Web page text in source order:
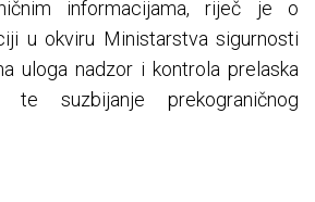
informacijama, riječ je o
u okviru Ministarstva sigurnosti
uloga nadzor i kontrola prelaska
te suzbijanje prekograničnog